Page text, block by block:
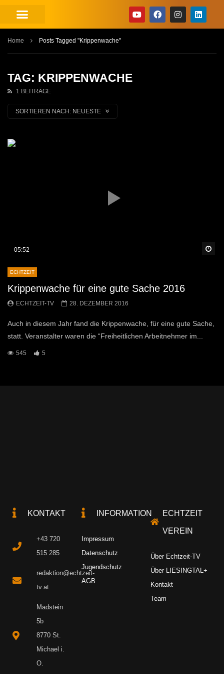
Home Posts Tagged "Krippenwache"
TAG: KRIPPENWACHE
1 BEITRÄGE
SORTIEREN NACH: NEUESTE
05:52
ECHTZEIT
Krippenwache für eine gute Sache 2016
ECHTZEIT-TV 28. DEZEMBER 2016
Auch in diesem Jahr fand die Krippenwache, für eine gute Sache,
statt. Veranstalter waren die “Freiheitlichen Arbeitnehmer im...
545 5
KONTAKT
+43 720
515 285
redaktion@echtzeit-
tv.at
Madstein
5b
8770 St.
Michael i.
O.
INFORMATION
Impressum
Datenschutz
Jugendschutz
AGB
ECHTZEIT
VEREIN
Über Echtzeit-TV
Über LIESINGTAL+
Kontakt
Team